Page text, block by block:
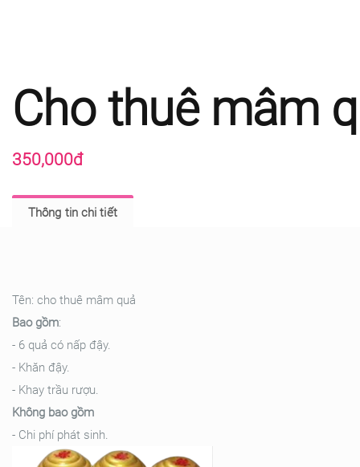
Cho thuê mâm
350,000đ
Thông tin chi tiết
Tên: cho thuê mâm quả
Bao gồm:
- 6 quả có nấp đậy.
- Khăn đậy.
- Khay trầu rượu.
Không bao gồm
- Chi phí phát sinh.